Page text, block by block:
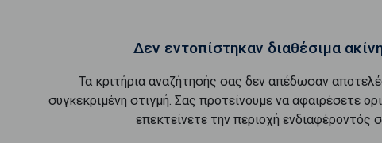
Δεν εντοπίστηκαν διαθέσιμα
Τα κριτήρια αναζήτησής σας δεν απέδωσαν
συγκεκριμένη στιγμή. Σας προτείνουμε να αφαιρέσετε
επεκτείνετε την περιοχή ενδιαφέροντός